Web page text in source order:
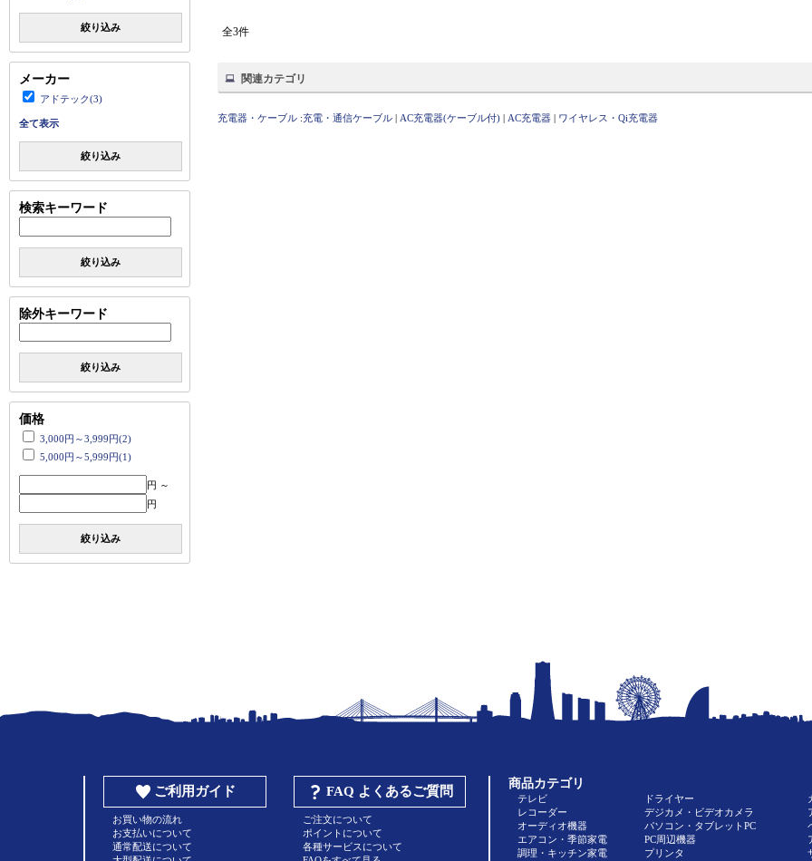
絞り込み
メーカー
アドテック(3)
全て表示
絞り込み
検索キーワード
絞り込み
除外キーワード
絞り込み
価格
3,000円～3,999円(2)
5,000円～5,999円(1)
円 ～
円
絞り込み
全3件
関連カテゴリ
充電器・ケーブル :充電・通信ケーブル | AC充電器(ケーブル付) | AC充電器 | ワイヤレス・Qi充電器
ご利用ガイド
お買い物の流れ
お支払いについて
通常配送について
FAQ よくあるご質問
ご注文について
ポイントについて
各種サービスについて
商品カテゴリ
テレビ
レコーダー
オーディオ機器
エアコン・季節家電
調理・キッチン家電
ドライヤー
デジカメ・ビデオカメラ
パソコン・タブレットPC
PC周辺機器
プリンタ